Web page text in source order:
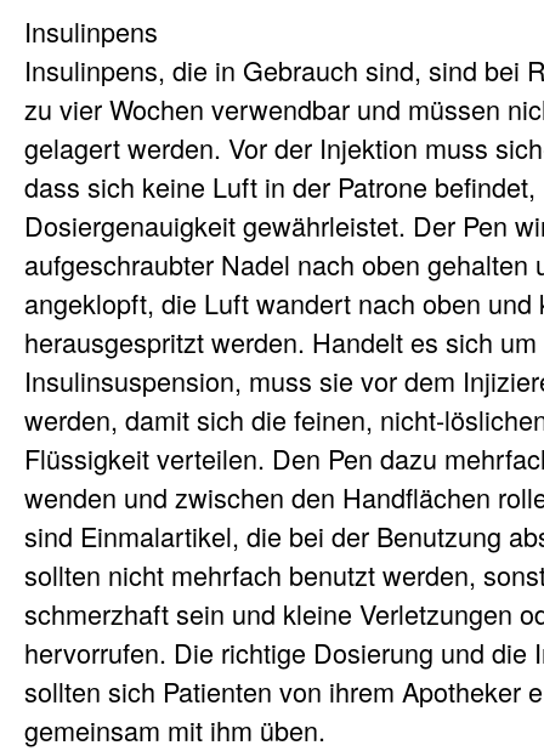
Insulinpens
Insulinpens, die in Gebrauch sind, sind bei
zu vier Wochen verwendbar und müssen
gelagert werden. Vor der Injektion muss
dass sich keine Luft in der Patrone
Dosiergenauigkeit gewährleistet. Der Pen
aufgeschraubter Nadel nach oben gehalten
angeklopft, die Luft wandert nach oben und
herausgespritzt werden. Handelt es sich
Insulinsuspension, muss sie vor dem
werden, damit sich die feinen, nicht-
Flüssigkeit verteilen. Den Pen dazu
wenden und zwischen den Handflächen
sind Einmalartikel, die bei der Benutzung
sollten nicht mehrfach benutzt werden,
schmerzhaft sein und kleine Verletzungen
hervorrufen. Die richtige Dosierung und die
sollten sich Patienten von ihrem Apotheker
gemeinsam mit ihm üben.